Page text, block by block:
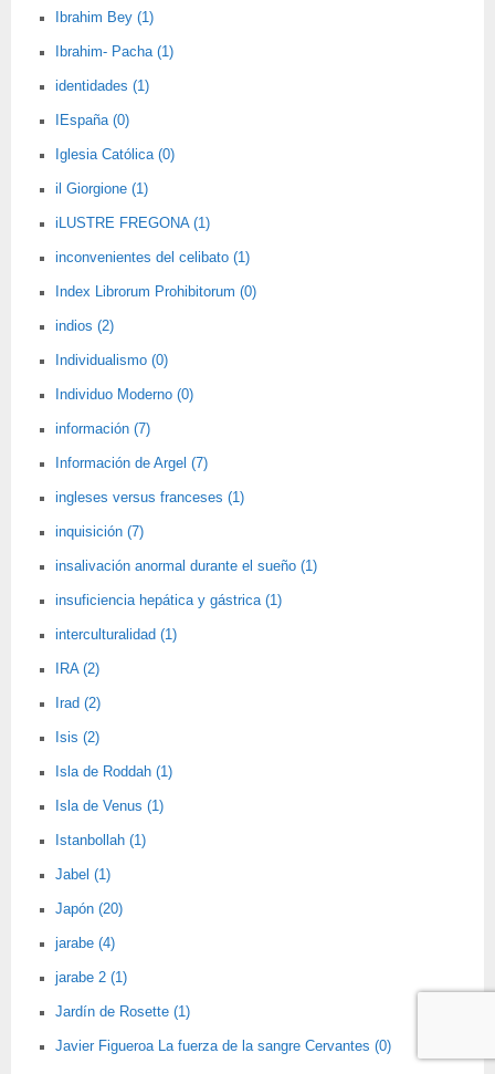
Ibrahim Bey (1)
Ibrahim- Pacha (1)
identidades (1)
IEspaña (0)
Iglesia Católica (0)
il Giorgione (1)
iLUSTRE FREGONA (1)
inconvenientes del celibato (1)
Index Librorum Prohibitorum (0)
indios (2)
Individualismo (0)
Individuo Moderno (0)
información (7)
Información de Argel (7)
ingleses versus franceses (1)
inquisición (7)
insalivación anormal durante el sueño (1)
insuficiencia hepática y gástrica (1)
interculturalidad (1)
IRA (2)
Irad (2)
Isis (2)
Isla de Roddah (1)
Isla de Venus (1)
Istanbollah (1)
Jabel (1)
Japón (20)
jarabe (4)
jarabe 2 (1)
Jardín de Rosette (1)
Javier Figueroa La fuerza de la sangre Cervantes (0)